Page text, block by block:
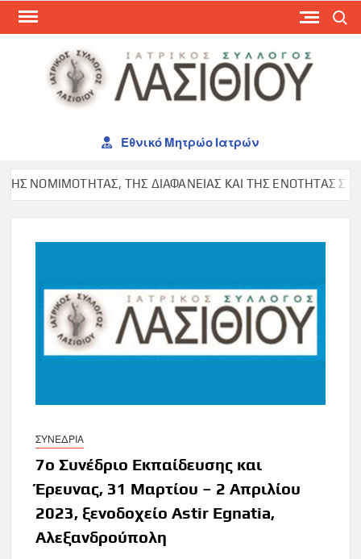
Skip
Εθνικό Μητρώο Ιατρών
ΝΟΜΙΜΟΤΗΤΑΣ, ΤΗΣ ΔΙΑΦΑΝΕΙΑΣ ΚΑΙ ΤΗΣ ΕΝΟΤΗΤΑΣ ΣΤΟΝ
ΣΥΝΕΔΡΙΑ
7ο Συνέδριο Εκπαίδευσης και
Έρευνας, 31 Μαρτίου – 2 Απριλίου
2023, ξενοδοχείο Astir Egnatia,
Αλεξανδρούπολη